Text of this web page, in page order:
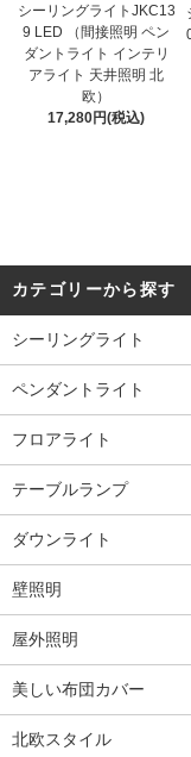
シーリングライトJKC13
9 LED （間接照明 ペン
ダントライト インテリ
アライト 天井照明 北
欧）
17,280円(税込)
カテゴリーから探す
シーリングライト
ペンダントライト
フロアライト
テーブルランプ
ダウンライト
壁照明
屋外照明
美しい布団カバー
北欧スタイル